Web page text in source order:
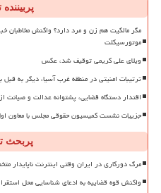
مگر مالکیت هم زن و مرد دارد؟ واکنش مخاطبان
موتورسیکلت
ویلای علی کریمی توقیف شد، عکس
ترتیبات امنیتی در منطقه غرب آسیا، دیگر به قبل
اقتدار دستگاه قضایی، پشتوانه عدالت و
جزییات نشست کمیسیون حقوقی مجلس با معاون
پربحث
مرگ دورکاری در ایران وقتی اینترنت ناپایدار
واکنش قوه قضاییه به ادعای شناسایی محل